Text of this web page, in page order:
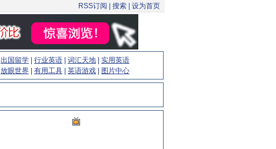
RSS订阅 搜索 设为首页
出国留学 行业英语 词汇天地
实用英语
放眼世界 有用工具 英语游戏 图片中心